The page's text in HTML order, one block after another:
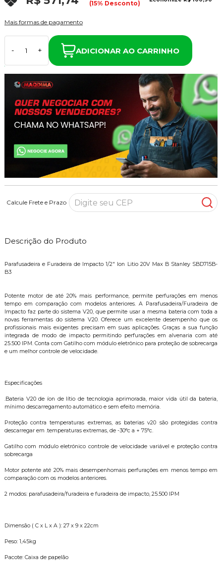
(15% Desconto)
Mais formas de pagamento
- + ADICIONAR AO CARRINHO
Calcule Frete e Prazo
Descrição do Produto
Parafusadeira e Furadeira de Impacto 1/2" Ion Litio 20V Max B Stanley SBD715B-
B3
Potente motor de até 20% mais performance, permite perfurações em menos
tempo em comparação com modelos anteriores. A Parafusadeira/Furadeira de
Impacto faz parte do sistema V20, que permite usar a mesma bateria com toda a
novas ferramentas do sistema V20. Oferece um excelente desempenho que os
profissionais mais exigentes precisam em suas aplicações. Graças a sua função
integrada de modo de impacto permitindo perfurações em alvenaria com até
25.500 IPM. Conta com Gatilho com módulo eletrônico para proteção de sobrecarga
e um melhor controle de velocidade.
Especificações
.Bateria V20 de íon de lítio de tecnologia aprimorada, maior vida útil da bateria,
mínimo descarregamento automático e sem efeito memória.
Proteção contra temperaturas extremas, as baterias v20 são protegidas contra
descarregar em .temperaturas extremas, de -30°c a + 75°c.
Gatilho com módulo eletrónico controle de velocidade variável e proteção contra
sobrecarga
Motor potente até 20% mais desempenhomais perfurações em menos tempo em
comparação com os modelos anteriores.
2 modos: parafusadeira/furadeira e furadeira de impacto, 25.500 IPM
Dimensão ( C x L x A ): 27 x 9 x 22cm
Peso: 1,45kg
Pacote: Caixa de papelão